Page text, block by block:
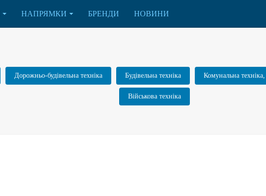
НАПРЯМКИ БРЕНДИ НОВИНИ
Дорожньо-будівельна техніка Будівельна техніка Комунальна техніка,
Військова техніка